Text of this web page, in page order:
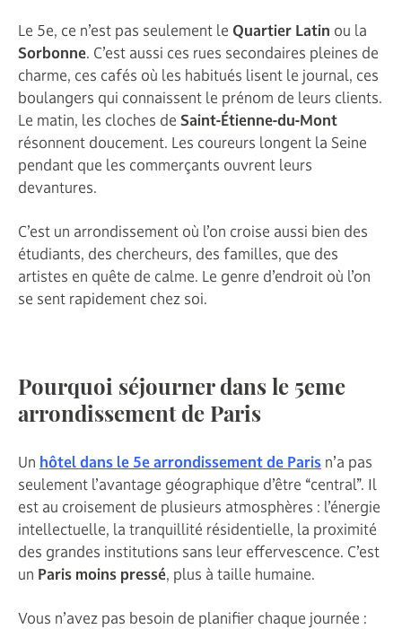
Le 5e, ce n’est pas seulement le Quartier Latin ou la
Sorbonne. C’est aussi ces rues secondaires pleines de
charme, ces cafés où les habitués lisent le journal, ces
boulangers qui connaissent le prénom de leurs clients.
Le matin, les cloches de Saint-Étienne-du-Mont
résonnent doucement. Les coureurs longent la Seine
pendant que les commerçants ouvrent leurs
devantures.
C’est un arrondissement où l’on croise aussi bien des
étudiants, des chercheurs, des familles, que des
artistes en quête de calme. Le genre d’endroit où l’on
se sent rapidement chez soi.
Pourquoi séjourner dans le 5eme
arrondissement de Paris
Un hôtel dans le 5e arrondissement de Paris n’a pas
seulement l’avantage géographique d’être “central”. Il
est au croisement de plusieurs atmosphères : l’énergie
intellectuelle, la tranquillité résidentielle, la proximité
des grandes institutions sans leur effervescence. C’est
un Paris moins pressé, plus à taille humaine.
Vous n’avez pas besoin de planifier chaque journée :